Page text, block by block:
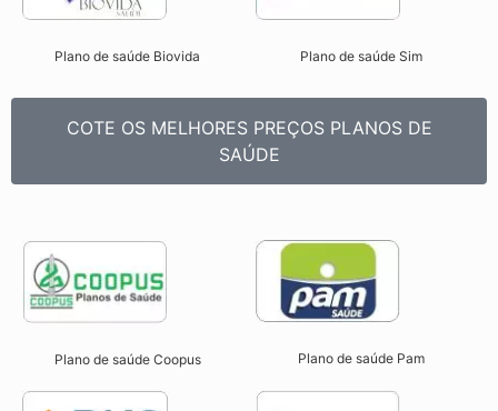
Plano de saúde Biovida Plano de saúde Sim
COTE OS MELHORES PREÇOS PLANOS DE
SAÚDE
Plano de saúde Coopus Plano de saúde Pam